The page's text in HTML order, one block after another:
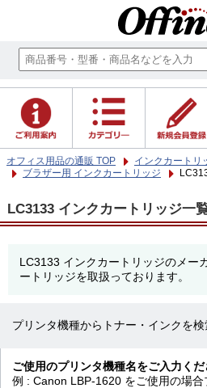
オフィス用品の通販 TOP
インクカートリ
ブラザー用 インクカートリッジ
LC3133 インクカートリッジ一
LC3133 インクカートリッジのメー
ートリッジを取扱っております。
プリンタ機種からトナー・インクを検
ご使用のプリンタ機種名をご入力くだ
例 : Canon LBP-1620 をご使用の場